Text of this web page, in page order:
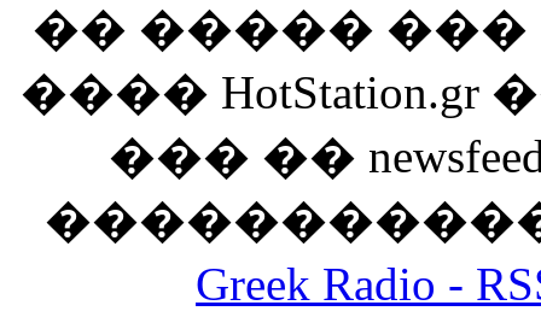
�� �����
����
��� ��
Greek Radio